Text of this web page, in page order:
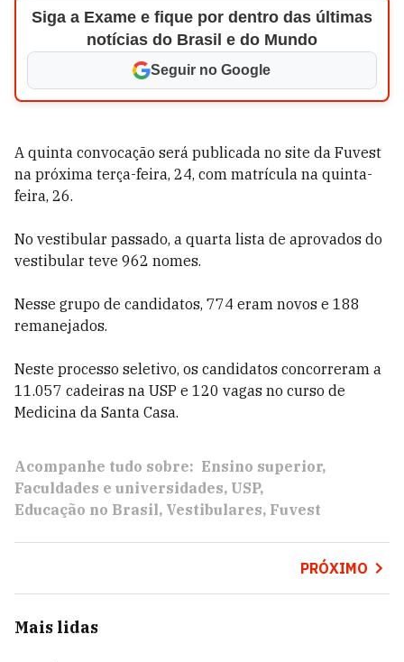
Siga a Exame e fique por dentro das últimas
notícias do Brasil e do Mundo
Seguir no Google
A quinta convocação será publicada no site da Fuvest
na próxima terça-feira, 24, com matrícula na quinta-
feira, 26.
No vestibular passado, a quarta lista de aprovados do
vestibular teve 962 nomes.
Nesse grupo de candidatos, 774 eram novos e 188
remanejados.
Neste processo seletivo, os candidatos concorreram a
11.057 cadeiras na USP e 120 vagas no curso de
Medicina da Santa Casa.
Acompanhe tudo sobre: Ensino superior
Faculdades e universidades USP
Educação no Brasil Vestibulares Fuvest
PRÓXIMO
Mais lidas